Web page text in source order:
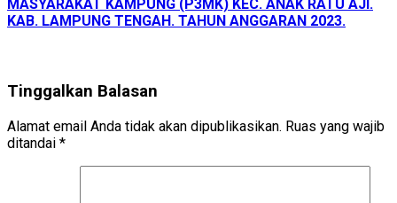
MASYARAKAT KAMPUNG (P3MK) KEC. ANAK RATU AJI.
KAB. LAMPUNG TENGAH. TAHUN ANGGARAN 2023.
Tinggalkan Balasan
Alamat email Anda tidak akan dipublikasikan. Ruas yang wajib
ditandai *